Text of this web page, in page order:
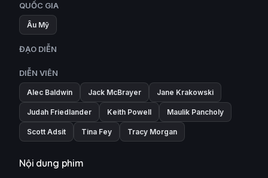
QUỐC GIA
Âu Mỹ
ĐẠO DIỄN
DIỄN VIÊN
Alec Baldwin Jack McBrayer Jane Krakowski
Judah Friedlander Keith Powell Maulik Pancholy
Scott Adsit Tina Fey Tracy Morgan
Nội dung phim